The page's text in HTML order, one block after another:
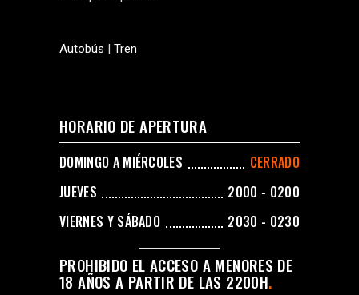
Autobús | Tren
HORARIO DE APERTURA
DOMINGO A MIÉRCOLES
CERRADO
JUEVES
2000 - 0200
VIERNES Y SÁBADO
2030 - 0230
PROHIBIDO EL ACCESO A MENORES DE
18 AÑOS A PARTIR DE LAS 2200H